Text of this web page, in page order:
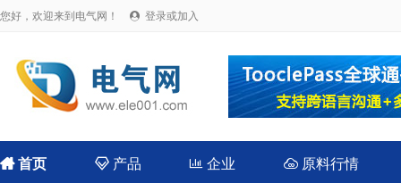
您好，欢迎来到电气网！  登录或加入
首页 产品  企业 原料行情